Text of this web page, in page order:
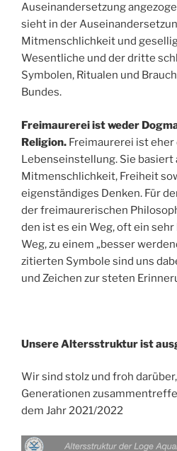
Auseinandersetzung
sieht in der
Mitmenschlichkeit und
Wesentliche und der dritte
Symbolen, Ritualen und
Bundes.
Freimaurerei ist weder
Religion. Freimaurerei ist eher
Lebenseinstellung. Sie basiert
Mitmenschlichkeit, Freiheit
eigenständiges Denken. Für
der freimaurerischen
den ist es ein Weg, oft ein
Weg, zu einem „besser
zitierten Symbole sind uns
und Zeichen zur steten
Unsere Altersstruktur ist
Wir sind stolz und froh
Generationen
dem Jahr 2021/2022